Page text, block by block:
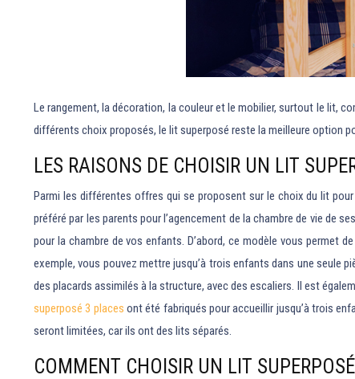
Le rangement, la décoration, la couleur et le mobilier, surtout le lit,
différents choix proposés, le lit superposé reste la meilleure option
LES RAISONS DE CHOISIR UN LIT
Parmi les différentes offres qui se proposent sur le choix du lit
préféré par les parents pour l’agencement de la chambre de vie de
pour la chambre de vos enfants. D’abord, ce modèle vous permet
exemple, vous pouvez mettre jusqu’à trois enfants dans une seule
des placards assimilés à la structure, avec des escaliers. Il est
superposé 3 places ont été fabriqués pour accueillir jusqu’à trois
seront limitées, car ils ont des lits séparés.
COMMENT CHOISIR UN LIT